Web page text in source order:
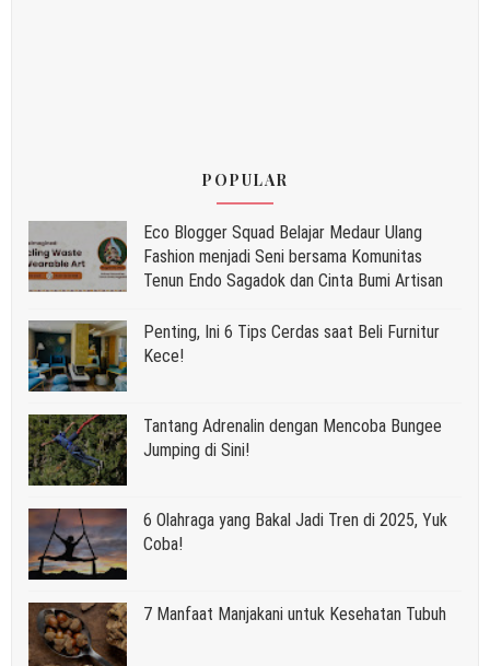
POPULAR
Eco Blogger Squad Belajar Medaur Ulang
Fashion menjadi Seni bersama Komunitas
Tenun Endo Sagadok dan Cinta Bumi Artisan
Penting, Ini 6 Tips Cerdas saat Beli Furnitur
Kece!
Tantang Adrenalin dengan Mencoba Bungee
Jumping di Sini!
6 Olahraga yang Bakal Jadi Tren di 2025, Yuk
Coba!
7 Manfaat Manjakani untuk Kesehatan Tubuh